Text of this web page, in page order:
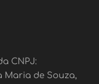
CNPJ:
Maria de Souza,